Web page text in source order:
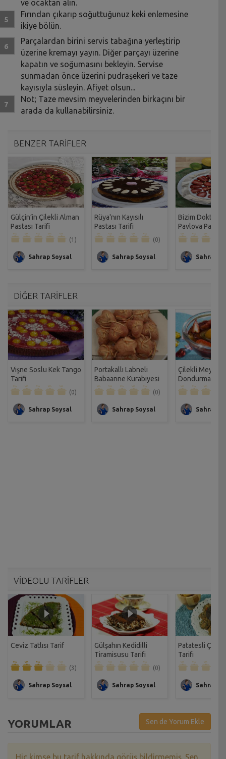
ve ocaktan alın.
Fırından çıkarıp soğuttuğunuz keki enlemesine
ikiye bölün.
Parçalardan birini servis tabağına yerleştirip
üzerine kremayı yayın. Diğer parçayı üzerine
kapatın ve soğumasını bekleyin. Servise
sunmadan önce üzerini pudraşekeri ve taze
kayısıyla süsleyin. Afiyet olsun...
Not; Taze mevsim meyvelerinden birkaçını bir
arada da kullanabilirsiniz.
BENZER TARİFLER
Gülçin’in Çilekli Alman
Pastası Tarifi
(1)
Sahrap Soysal
Rüya'nın Kayısılı
Pastası Tarifi
(0)
Sahrap Soysal
Bizim Doktorun
Pavlova
Sahrap
DİĞER TARİFLER
Vişne Soslu Kek Tango
Tarifi
(0)
Sahrap Soysal
Portakallı Labneli
Babaanne Kurabiyesi
Tarifi
(0)
Sahrap Soysal
Çilekli Meyveli
Dondurma
Sahrap
VİDEOLU TARİFLER
Ceviz Tatlısı Tarif
(3)
Sahrap Soysal
Gülşahın Kedidilli
Tiramisusu Tarifi
(0)
Sahrap Soysal
Patatesli Çıtır
Tarifi
Sahrap
YORUMLAR Sen de Yorum Ekle